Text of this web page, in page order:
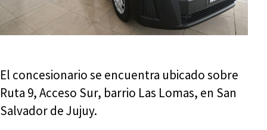
El concesionario se encuentra ubicado sobre
Ruta 9, Acceso Sur, barrio Las Lomas, en San
Salvador de Jujuy.